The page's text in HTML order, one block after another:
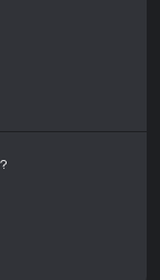
sprawdzi się u